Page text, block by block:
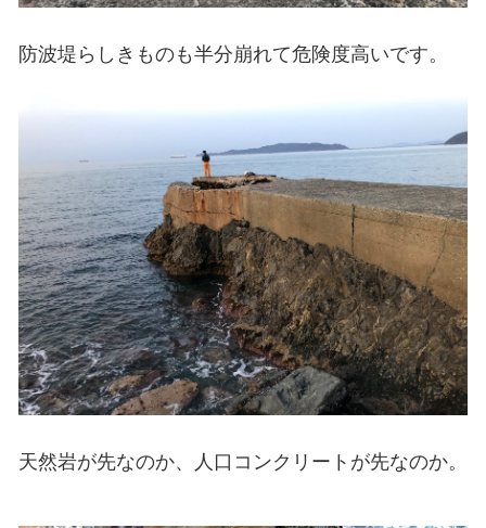
防波堤らしきものも半分崩れて危険度高いです。
天然岩が先なのか、人口コンクリートが先なのか。